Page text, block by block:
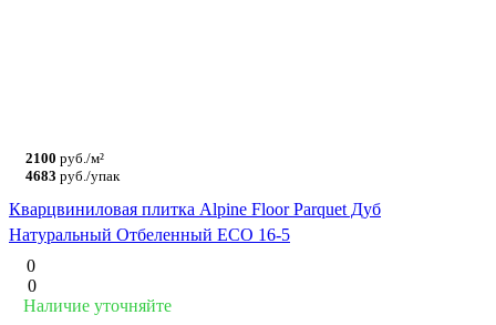
2100 руб./м²
4683 руб./упак
Кварцвиниловая плитка Alpine Floor Parquet Дуб
Натуральный Отбеленный ECO 16-5
0
0
Наличие уточняйте